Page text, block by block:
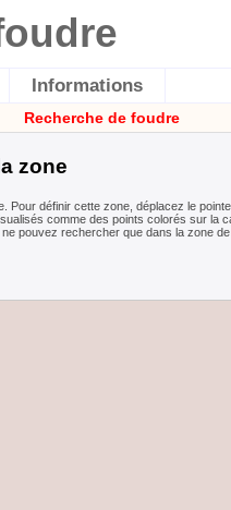
Informations
Recherche de foudre
zone
définir cette zone, déplacez le
comme des points colorés sur la
pouvez rechercher que dans la zone